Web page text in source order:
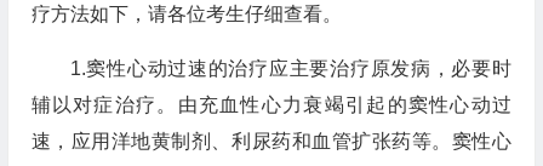
疗方法如下，请各位考生仔细查看。
1.窦性心动过速的治疗应主要治疗原发病，必要时
辅以对症治疗。由充血性心力衰竭引起的窦性心动过
速，应用洋地黄制剂、利尿药和血管扩张药等。窦性心